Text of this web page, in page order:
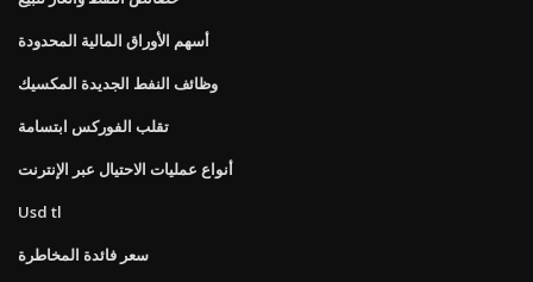
أسهم الأوراق المالية المحدودة
وظائف النفط الجديدة المكسيك
تقلب الفوركس ابتسامة
أنواع عمليات الاحتيال عبر الإنترنت
Usd tl
سعر فائدة المخاطرة